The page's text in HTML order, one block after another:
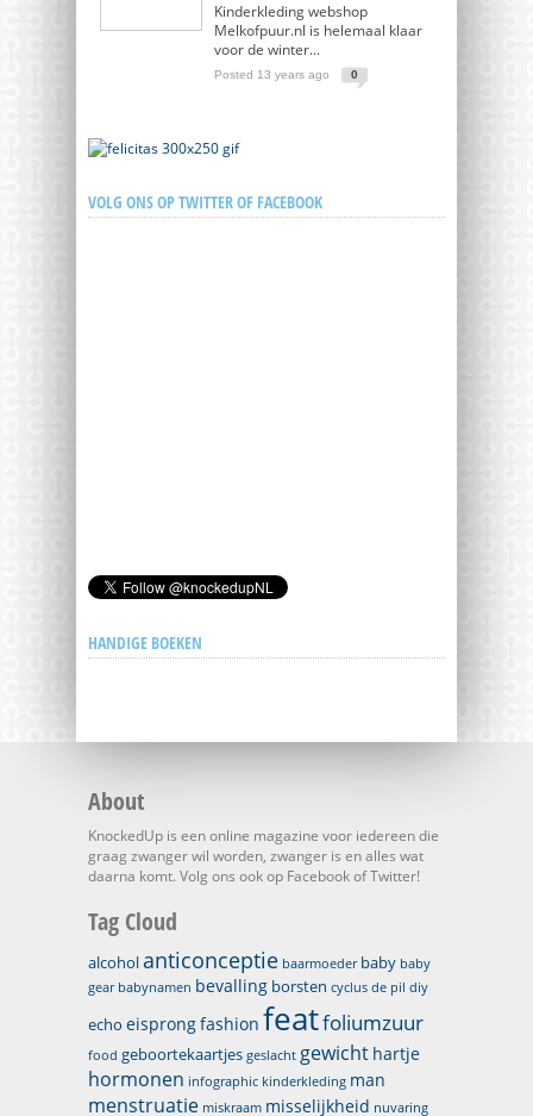
Kinderkleding webshop
Melkofpuur.nl is helemaal klaar
voor de winter...
Posted 13 years ago 0
VOLG ONS OP TWITTER OF FACEBOOK
HANDIGE BOEKEN
About
KnockedUp is een online magazine voor iedereen die
graag zwanger wil worden, zwanger is en alles wat
daarna komt. Volg ons ook op Facebook of Twitter!
Tag Cloud
alcoholanticonceptie baarmoeder baby baby
gear babynamen bevalling borsten cyclus de pil diy
echo eisprongfashion featfoliumzuur
food geboortekaartjes geslacht gewicht hartje
hormonen infographic kinderkleding man
menstruatie miskraam misselijkheid nuvaring